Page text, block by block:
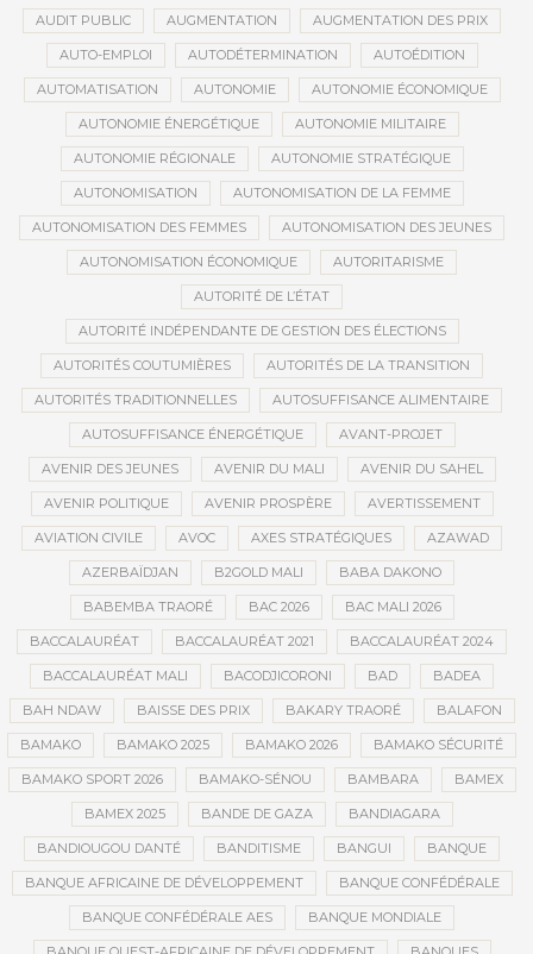
AUDIT PUBLIC AUGMENTATION AUGMENTATION DES PRIX
AUTO-EMPLOI AUTODÉTERMINATION AUTOÉDITION
AUTOMATISATION AUTONOMIE AUTONOMIE ÉCONOMIQUE
AUTONOMIE ÉNERGÉTIQUE AUTONOMIE MILITAIRE
AUTONOMIE RÉGIONALE AUTONOMIE STRATÉGIQUE
AUTONOMISATION AUTONOMISATION DE LA FEMME
AUTONOMISATION DES FEMMES AUTONOMISATION DES JEUNES
AUTONOMISATION ÉCONOMIQUE AUTORITARISME
AUTORITÉ DE L’ÉTAT
AUTORITÉ INDÉPENDANTE DE GESTION DES ÉLECTIONS
AUTORITÉS COUTUMIÈRES AUTORITÉS DE LA TRANSITION
AUTORITÉS TRADITIONNELLES AUTOSUFFISANCE ALIMENTAIRE
AUTOSUFFISANCE ÉNERGÉTIQUE AVANT-PROJET
AVENIR DES JEUNES AVENIR DU MALI AVENIR DU SAHEL
AVENIR POLITIQUE AVENIR PROSPÈRE AVERTISSEMENT
AVIATION CIVILE AVOC AXES STRATÉGIQUES AZAWAD
AZERBAÏDJAN B2GOLD MALI BABA DAKONO
BABEMBA TRAORÉ BAC 2026 BAC MALI 2026
BACCALAURÉAT BACCALAURÉAT 2021 BACCALAURÉAT 2024
BACCALAURÉAT MALI BACODJICORONI BAD BADEA
BAH NDAW BAISSE DES PRIX BAKARY TRAORÉ BALAFON
BAMAKO BAMAKO 2025 BAMAKO 2026 BAMAKO SÉCURITÉ
BAMAKO SPORT 2026 BAMAKO-SÉNOU BAMBARA BAMEX
BAMEX 2025 BANDE DE GAZA BANDIAGARA
BANDIOUGOU DANTÉ BANDITISME BANGUI BANQUE
BANQUE AFRICAINE DE DÉVELOPPEMENT BANQUE CONFÉDÉRALE
BANQUE CONFÉDÉRALE AES BANQUE MONDIALE